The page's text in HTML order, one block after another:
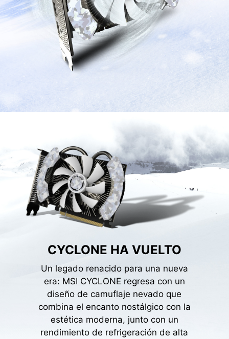
CYCLONE HA VUELTO
Un legado renacido para una nueva
era: MSI CYCLONE regresa con un
diseño de camuflaje nevado que
combina el encanto nostálgico con la
estética moderna, junto con un
rendimiento de refrigeración de alta